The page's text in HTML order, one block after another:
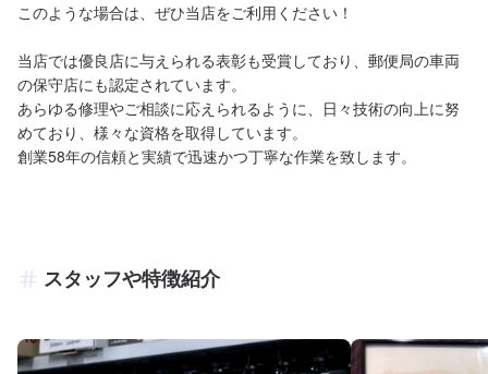
このような場合は、ぜひ当店をご利用ください！
当店では優良店に与えられる表彰も受賞しており、郵便局の車両
の保守店にも認定されています。
あらゆる修理やご相談に応えられるように、日々技術の向上に努
めており、様々な資格を取得しています。
創業58年の信頼と実績で迅速かつ丁寧な作業を致します。
スタッフや特徴紹介